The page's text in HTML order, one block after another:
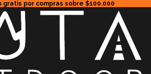
gratis por compras sobre $100.000